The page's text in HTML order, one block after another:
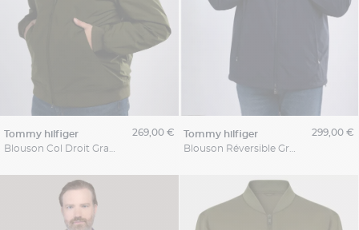
tommy hilfiger
269,00 €
tommy hilfiger
299,00 €